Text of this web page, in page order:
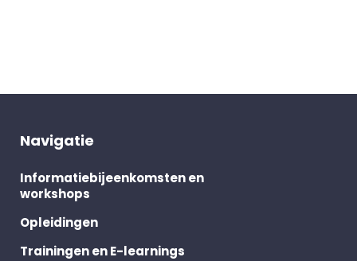
Navigatie
Informatiebijeenkomsten en
workshops
Opleidingen
Trainingen en E-learnings